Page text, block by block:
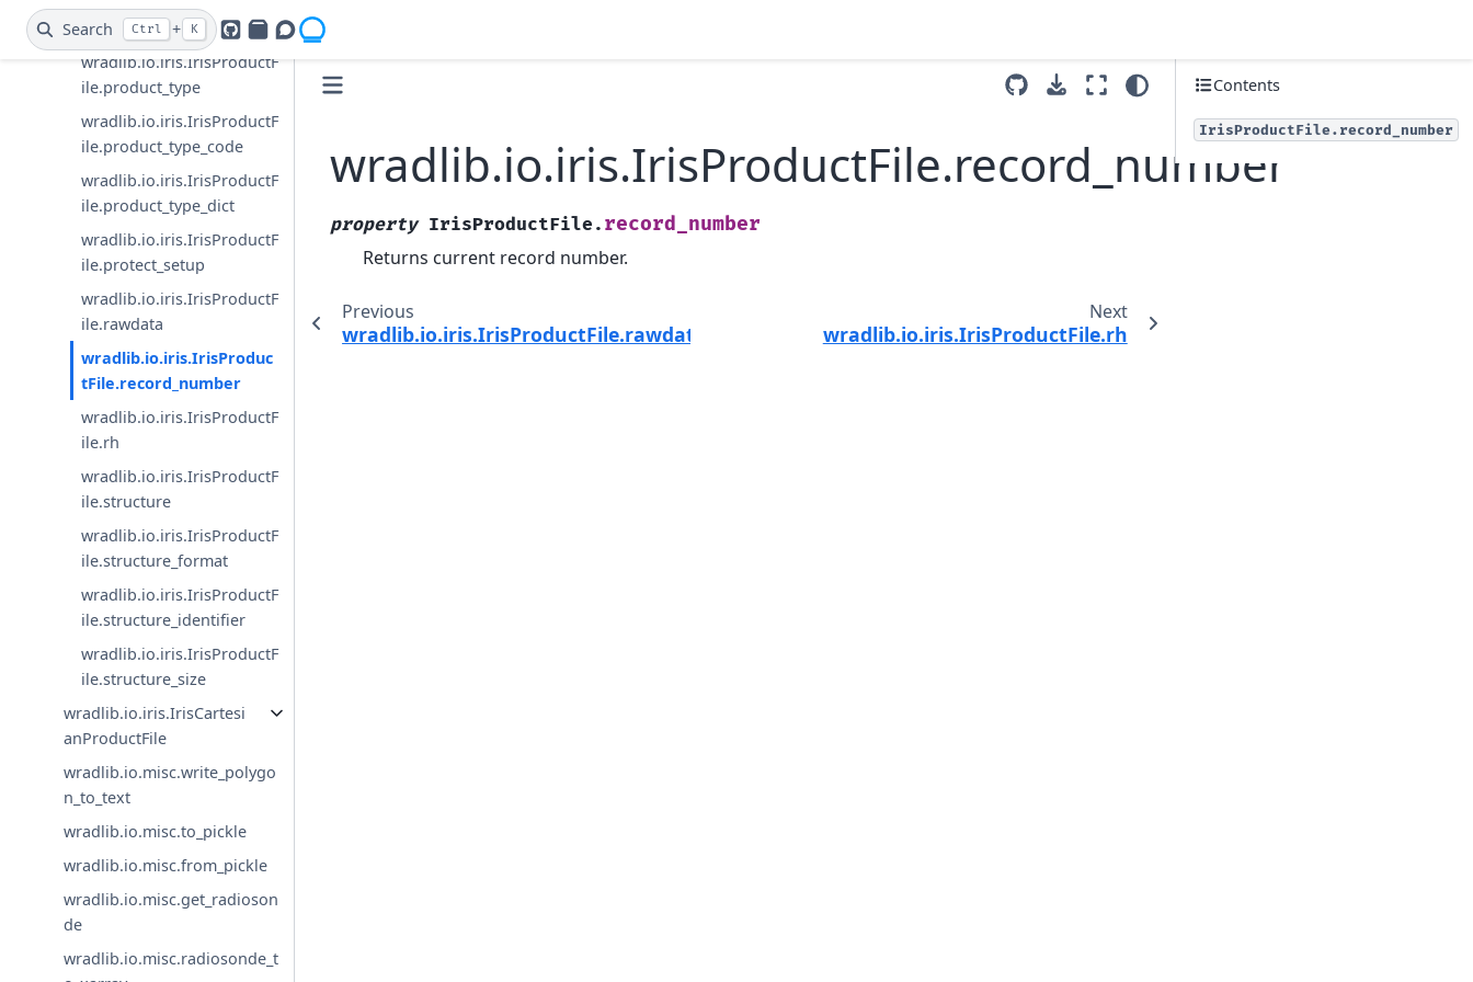
Search Ctrl + K
GitHub
PyPIOpenradar Discourse
ile.product_identifier
wradlib.io.iris.IrisProductF
ile.product_type
wradlib.io.iris.IrisProductF
ile.product_type_code
wradlib.io.iris.IrisProductF
ile.product_type_dict
wradlib.io.iris.IrisProductF
ile.protect_setup
wradlib.io.iris.IrisProductF
ile.rawdata
wradlib.io.iris.IrisProduc
tFile.record_number
wradlib.io.iris.IrisProductF
ile.rh
wradlib.io.iris.IrisProductF
ile.structure
wradlib.io.iris.IrisProductF
ile.structure_format
wradlib.io.iris.IrisProductF
ile.structure_identifier
wradlib.io.iris.IrisProductF
ile.structure_size
wradlib.io.iris.IrisCartesi
anProductFile
wradlib.io.misc.write_polygo
n_to_text
wradlib.io.misc.to_pickle
wradlib.io.misc.from_pickle
wradlib.io.misc.get_radioson
de
wradlib.io.misc.radiosonde_t
wradlib.io.iris.IrisProductFile.record_number
property IrisProductFile. record_number
Returns current record number.
Previous
wradlib.io.iris.IrisProductFile.rawdata
Next
wradlib.io.iris.IrisProductFile.rh
Contents
IrisProductFile.record_number